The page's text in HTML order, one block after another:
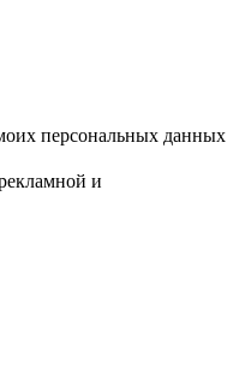
персональных данных
и